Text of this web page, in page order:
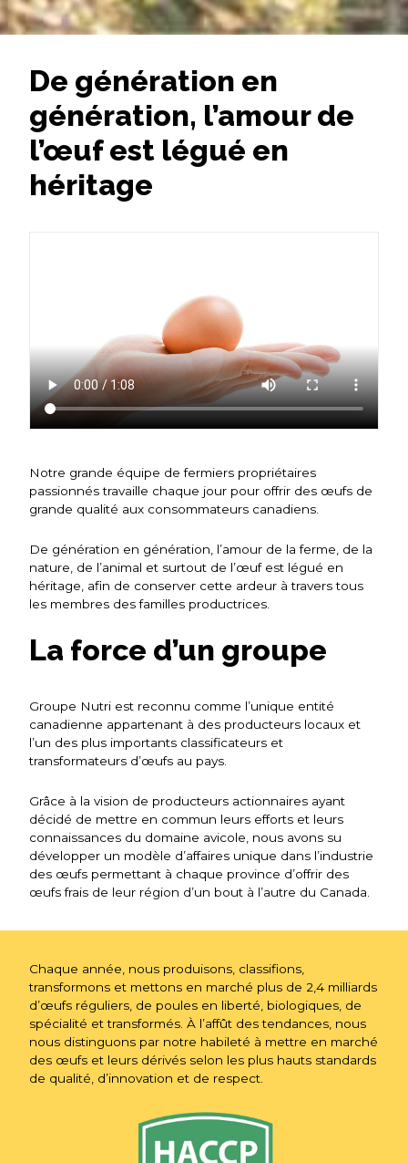
De génération en
génération, l’amour de
l’œuf est légué en
héritage
Notre grande équipe de fermiers propriétaires
passionnés travaille chaque jour pour offrir des œufs de
grande qualité aux consommateurs canadiens.
De génération en génération, l’amour de la ferme, de la
nature, de l’animal et surtout de l’œuf est légué en
héritage, afin de conserver cette ardeur à travers tous
les membres des familles productrices.
La force d’un groupe
Groupe Nutri est reconnu comme l’unique entité
canadienne appartenant à des producteurs locaux et
l’un des plus importants classificateurs et
transformateurs d’œufs au pays.
Grâce à la vision de producteurs actionnaires ayant
décidé de mettre en commun leurs efforts et leurs
connaissances du domaine avicole, nous avons su
développer un modèle d’affaires unique dans l’industrie
des œufs permettant à chaque province d’offrir des
œufs frais de leur région d’un bout à l’autre du Canada.
Chaque année, nous produisons, classifions,
transformons et mettons en marché plus de 2,4 milliards
d’œufs réguliers, de poules en liberté, biologiques, de
spécialité et transformés. À l’affût des tendances, nous
nous distinguons par notre habileté à mettre en marché
des œufs et leurs dérivés selon les plus hauts standards
de qualité, d’innovation et de respect.